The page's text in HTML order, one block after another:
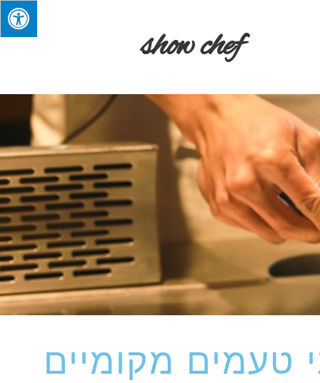
show chef
טעמים מקומיים